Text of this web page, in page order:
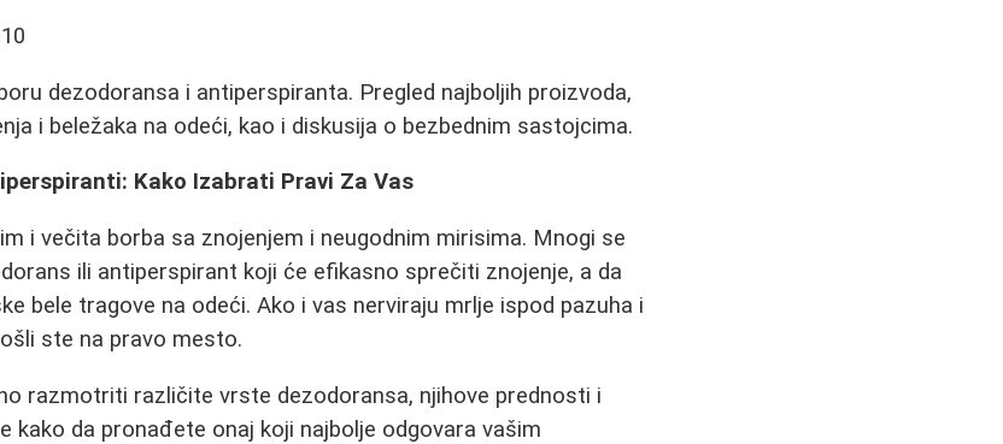
dezodoransa i antiperspiranta. Pregled najboljih proizvoda,
i beležaka na odeći, kao i diskusija o bezbednim sastojcima.
Kako Izabrati Pravi Za Vas
i večita borba sa znojenjem i neugodnim mirisima. Mnogi se
ili antiperspirant koji će efikasno sprečiti znojenje, a da
bele tragove na odeći. Ako i vas nerviraju mrlje ispod pazuha i
ste na pravo mesto.
razmotriti različite vrste dezodoransa, njihove prednosti i
kako da pronađete onaj koji najbolje odgovara vašim